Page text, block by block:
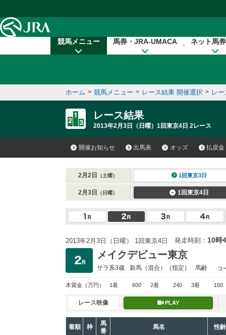
競馬メニュー 馬券・JRA-UMACA ネット馬
ホーム > 競馬メニュー > レース結果 開催選択 > レ
レース結果
2013年2月3日（日曜）1回東京4日 2レース
開催お知らせ 出馬表 オッズ 払戻金
2月2日 （土曜） 1回東京3日
2月3日 （日曜） 1回東京4日
2013年2月3日（日曜） 1回東京4日 発走時刻： 10時
メイクデビュー東京
サラ系3歳 新馬 （混合）［指定］ 馬齢 コ
本賞金 （万円） 1着 600 2着 240 3着 150
レース映像 PLAY
着順 枠
馬
番
馬名 性齢